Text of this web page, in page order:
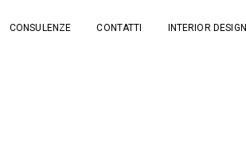
CONSULENZE CONTATTI INTERIOR DESIGN